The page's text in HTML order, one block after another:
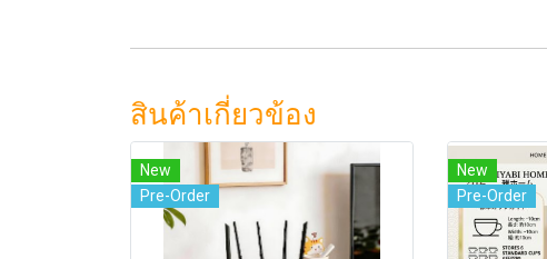
สินค้าเกี่ยวข้อง
New
Pre-Order
New
Pre-Order